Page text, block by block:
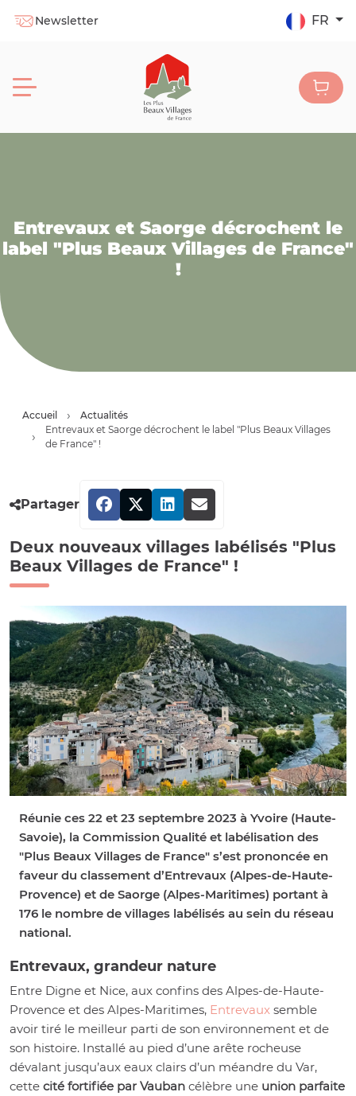
Newsletter FR
Entrevaux et Saorge décrochent le
label "Plus Beaux Villages de France"
!
Accueil
Actualités
Entrevaux et Saorge décrochent le label "Plus Beaux Villages
de France" !
Partager
Deux nouveaux villages labélisés "Plus
Beaux Villages de France" !
Réunie ces 22 et 23 septembre 2023 à Yvoire (Haute-
Savoie), la Commission Qualité et labélisation des
"Plus Beaux Villages de France" s’est prononcée en
faveur du classement d’Entrevaux (Alpes-de-Haute-
Provence) et de Saorge (Alpes-Maritimes) portant à
176 le nombre de villages labélisés au sein du réseau
national.
Entrevaux, grandeur nature
Entre Digne et Nice, aux confins des Alpes-de-Haute-
Provence et des Alpes-Maritimes, Entrevaux semble
avoir tiré le meilleur parti de son environnement et de
son histoire. Installé au pied d’une arête rocheuse
dévalant jusqu’aux eaux clairs d’un méandre du Var,
cette cité fortifiée par Vauban célèbre une union parfaite